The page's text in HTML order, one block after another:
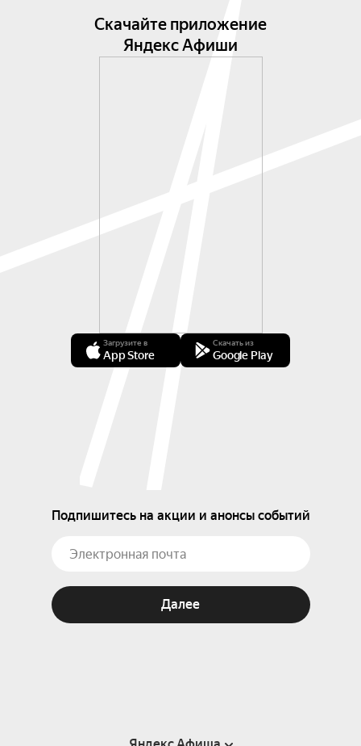
Скачайте приложение
Яндекс Афиши
Загрузите в
App Store
Скачать из
Google Play
Подпишитесь на акции и анонсы событий
Далее